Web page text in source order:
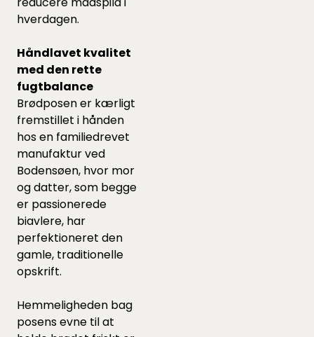
hverdagen.
Håndlavet kvalitet
med den rette
fugtbalance
Brødposen er kærligt
fremstillet i hånden
hos en familiedrevet
manufaktur ved
Bodensøen, hvor mor
og datter, som begge
er passionerede
biavlere, har
perfektioneret den
gamle, traditionelle
opskrift.
Hemmeligheden bag
posens evne til at